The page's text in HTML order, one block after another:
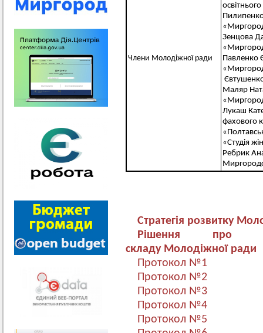
Члени Молодіжної ради
Зенцова
Павленко
Маляр
Лукаш
фахового
«Студія
Ребрик
Стратегія розвитку
Рішення про
складу Молодіжної ради
Протокол №1
Протокол №2
Протокол №3
Протокол №4
Протокол №5